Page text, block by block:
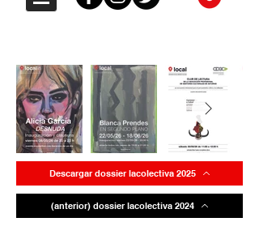
Descargar dossier lacolectiva 2025
(anterior) dossier lacolectiva 2024